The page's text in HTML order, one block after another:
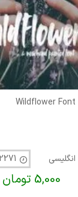
5,000 تومان